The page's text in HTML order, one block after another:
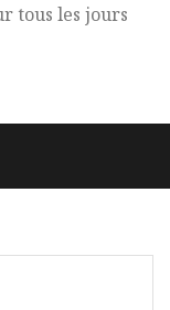
tous les jours